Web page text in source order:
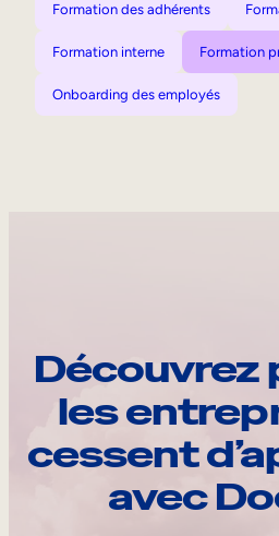
Formation des adhérents
Formation interne Formation
Onboarding des employés
Découvrez
les
cessent
avec